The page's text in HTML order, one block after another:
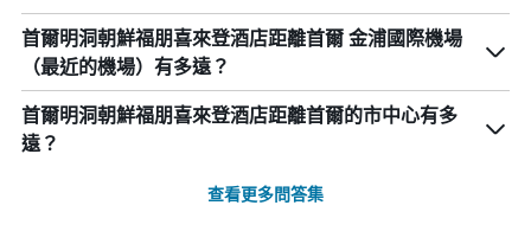
首爾明洞朝鮮福朋喜來登酒店距離首爾 金浦國際機場
（最近的機場）有多遠？
首爾明洞朝鮮福朋喜來登酒店距離首爾的市中心有多
遠？
查看更多問答集